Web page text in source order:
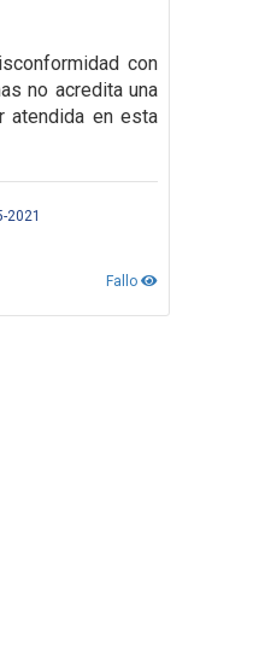
con
no acredita una
atendida en esta
2021
Fallo